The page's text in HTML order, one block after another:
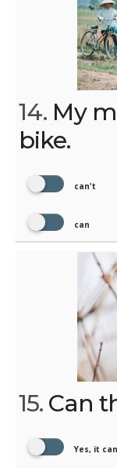
14. My
bike.
can't
can
15. Can
Yes, it can